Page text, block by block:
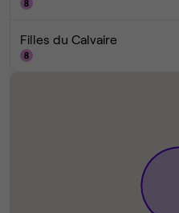
Filles du Calvaire